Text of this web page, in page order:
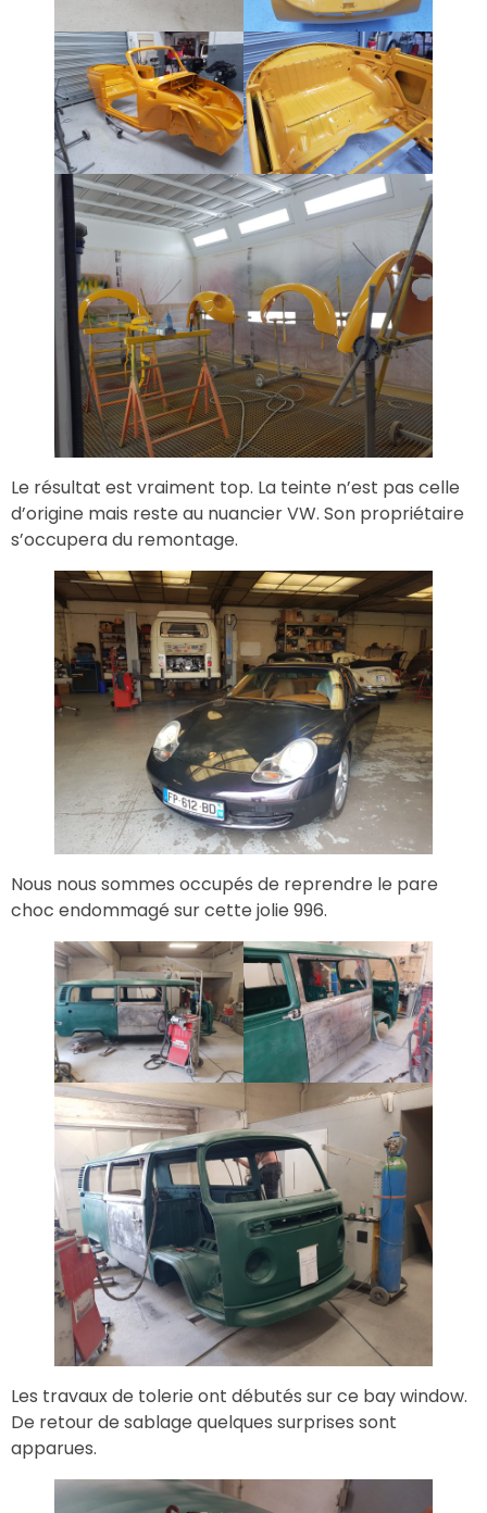
Le résultat est vraiment top. La teinte n’est pas celle
d’origine mais reste au nuancier VW. Son propriétaire
s’occupera du remontage.
Nous nous sommes occupés de reprendre le pare
choc endommagé sur cette jolie 996.
Les travaux de tolerie ont débutés sur ce bay window.
De retour de sablage quelques surprises sont
apparues.